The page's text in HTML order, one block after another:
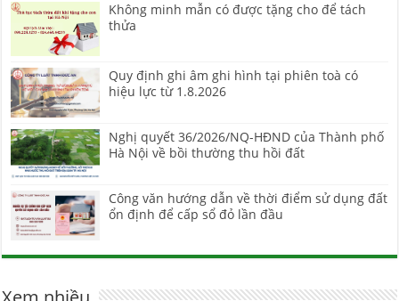
Không minh mẫn có được tặng cho để tách
thửa
Quy định ghi âm ghi hình tại phiên toà có
hiệu lực từ 1.8.2026
Nghị quyết 36/2026/NQ-HĐND của Thành phố
Hà Nội về bồi thường thu hồi đất
Công văn hướng dẫn về thời điểm sử dụng đất
ổn định để cấp sổ đỏ lần đầu